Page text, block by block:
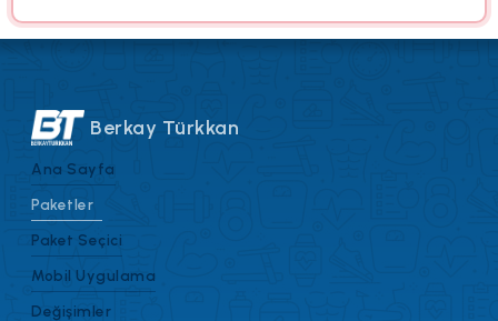
Berkay Türkkan
Ana Sayfa
Paketler
Paket Seçici
Mobil Uygulama
Değişimler